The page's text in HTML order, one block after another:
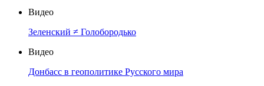
Видео
Зеленский ≠ Голобородько
Видео
Донбасс в геополитике Русского мира